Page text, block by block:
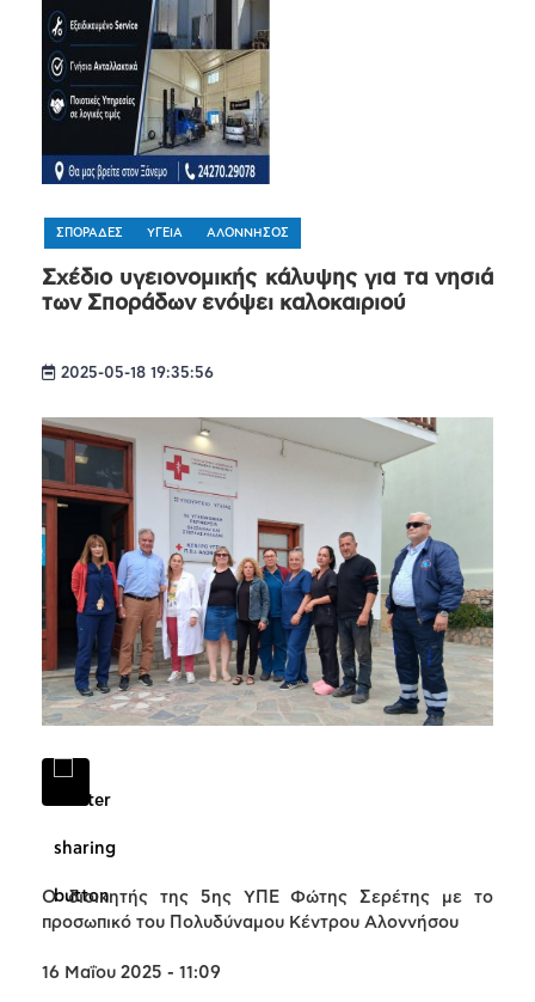
ΣΠΟΡΑΔΕΣ ΥΓΕΙΑ ΑΛΟΝΝΗΣΟΣ
Σχέδιο υγειονομικής κάλυψης για τα νησιά
των Σποράδων ενόψει καλοκαιριού
2025-05-18 19:35:56
Ο διοικητής της 5ης ΥΠΕ Φώτης Σερέτης με το
προσωπικό του Πολυδύναμου Κέντρου Αλοννήσου
16 Μαΐου 2025 - 11:09